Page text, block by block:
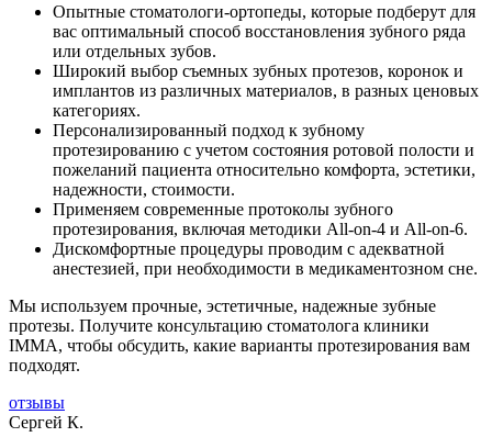
Опытные стоматологи-ортопеды, которые подберут для
вас оптимальный способ восстановления зубного ряда
или отдельных зубов.
Широкий выбор съемных зубных протезов, коронок и
имплантов из различных материалов, в разных ценовых
категориях.
Персонализированный подход к зубному
протезированию с учетом состояния ротовой полости и
пожеланий пациента относительно комфорта, эстетики,
надежности, стоимости.
Применяем современные протоколы зубного
протезирования, включая методики All-on-4 и All-on-6.
Дискомфортные процедуры проводим с адекватной
анестезией, при необходимости в медикаментозном сне.
Мы используем прочные, эстетичные, надежные зубные
протезы. Получите консультацию стоматолога клиники
IMMA, чтобы обсудить, какие варианты протезирования вам
подходят.
отзывы
Сергей К.